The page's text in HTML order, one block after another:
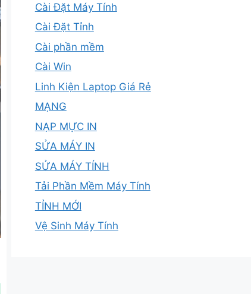
Cài Đặt Máy Tính
Cài Đặt Tỉnh
Cài phần mềm
Cài Win
Linh Kiện Laptop Giá Rẻ
MẠNG
NẠP MỰC IN
SỬA MÁY IN
SỬA MÁY TÍNH
Tải Phần Mềm Máy Tính
TỈNH MỚI
Vệ Sinh Máy Tính